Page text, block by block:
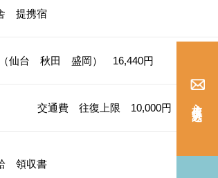
入校仮申込み
提携宿
台 秋田 盛岡） 16,440円
交通費 往復上限 10,000円 卒業時
領収書